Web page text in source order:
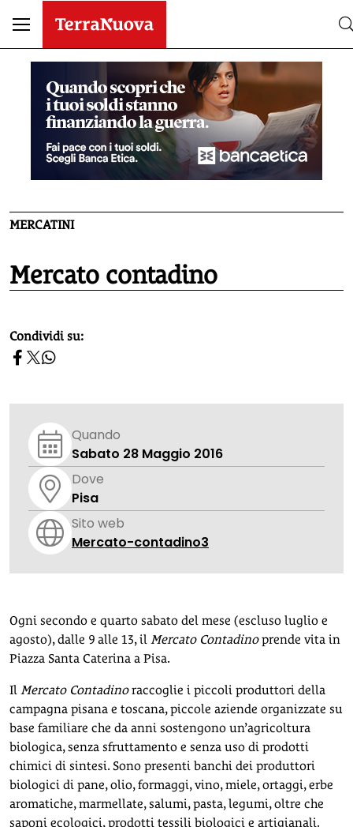
MERCATINI
Mercato contadino
homepage h2
Condividi su:
Quando
Sabato 28 Maggio 2016
Dove
Pisa
Sito web
Mercato-contadino3
Ogni secondo e quarto sabato del mese (escluso luglio e
agosto), dalle 9 alle 13, il Mercato Contadinoprende vita in
Piazza Santa Caterina a Pisa.
Il Mercato Contadinoraccoglie i piccoli produttori della
campagna pisana e toscana, piccole aziende organizzate su
base familiare che da anni sostengono un’agricoltura
biologica, senza sfruttamento e senza uso di prodotti
chimici di sintesi. Sono presenti banchi dei produttori
biologici di pane, olio, formaggi, vino, miele, ortaggi, erbe
aromatiche, marmellate, salumi, pasta, legumi, oltre che
saponi ecologici, prodotti tessili biologici e artigianali.